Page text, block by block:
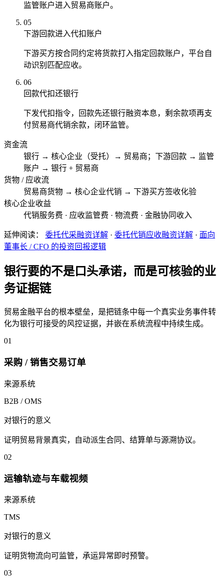
监管账户进入贸易商账户。
05
下游回款进入代扣账户
下游买方按合同约定将货款打入指定回款账户，平台自
动识别匹配应收。
06
回款代扣还银行
下发代扣指令，回款先还银行融资本息，剩余款项再支
付贸易商代销余款，闭环监管。
资金流
银行 → 核心企业（受托）→ 贸易商；下游回款 → 监管
账户 → 银行 + 贸易商
货物 / 应收流
贸易商货物 → 核心企业代销 → 下游买方签收化验
核心企业收益
代销服务费 · 应收监管费 · 物流费 · 金融协同收入
延伸阅读： 委托代采融资详解 · 委托代销应收融资详解 · 面向
董事长 / CFO 的投资回报逻辑
银行要的不是口头承诺，而是可核验的业
务证据链
贸易金融平台的根本壁垒，是把链条中每一个真实业务事件转
化为银行可接受的风控证据，并嵌在系统流程中持续生成。
01
采购 / 销售交易订单
来源系统
B2B / OMS
对银行的意义
证明贸易背景真实，自动派生合同、结算单与源溯协议。
02
运输轨迹与车载视频
来源系统
TMS
对银行的意义
证明货物流向可监管，承运异常即时预警。
03